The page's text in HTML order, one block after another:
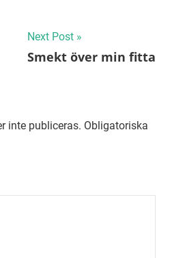
Next Post
Smekt över min fitta
inte publiceras. Obligatoriska